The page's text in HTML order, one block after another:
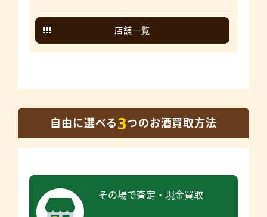
店舗一覧
自由に選べる3つのお酒買取方法
その場で査定・現金買取